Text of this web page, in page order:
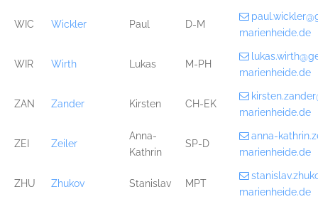
WIC Wickler Paul D-M
marienheide.de
WIR Wirth Lukas M-PH
marienheide.de
ZAN Zander Kirsten CH-EK
marienheide.de
ZEI Zeiler
Anna-
Kathrin
SP-D
anna-
marienheide.de
ZHU Zhukov Stanislav MPT
marienheide.de